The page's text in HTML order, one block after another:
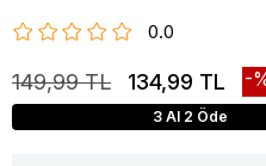
0.0
149,99 TL 134,99 TL
3 Al 2 Öde